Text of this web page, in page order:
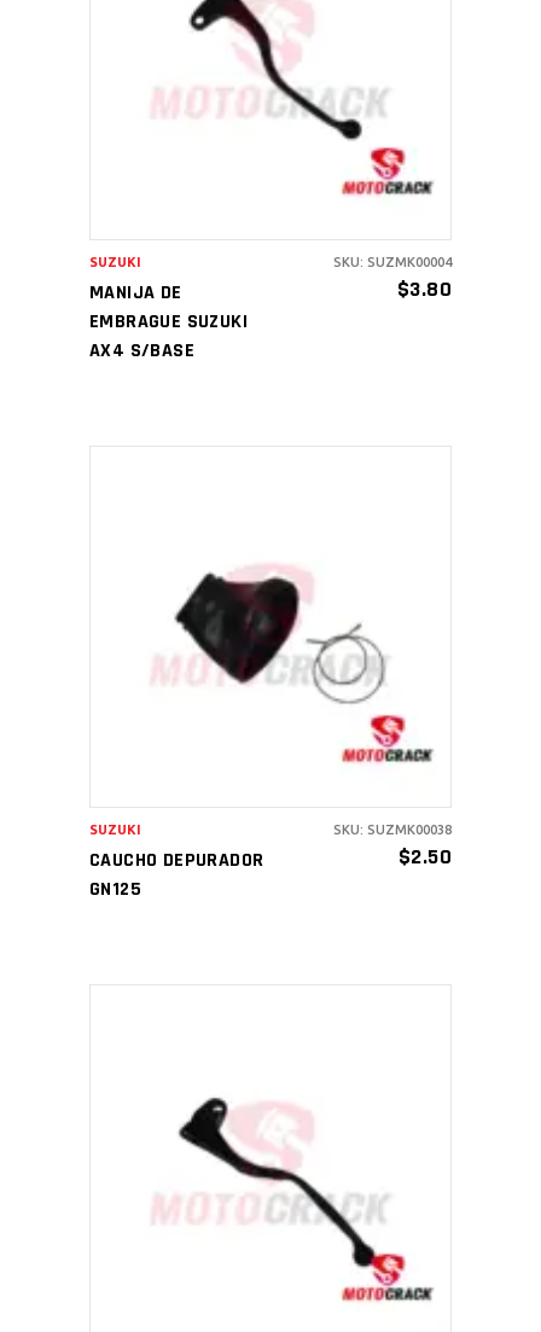
AÑADIR AL CARRITO
MANIJA DE
EMBRAGUE SUZUKI
AX4 S/BASE
$3.80
SUZUKI SKU: SUZMK00004
AÑADIR AL CARRITO
CAUCHO DEPURADOR
GN125
$2.50
SUZUKI SKU: SUZMK00038
AÑADIR AL CARRITO